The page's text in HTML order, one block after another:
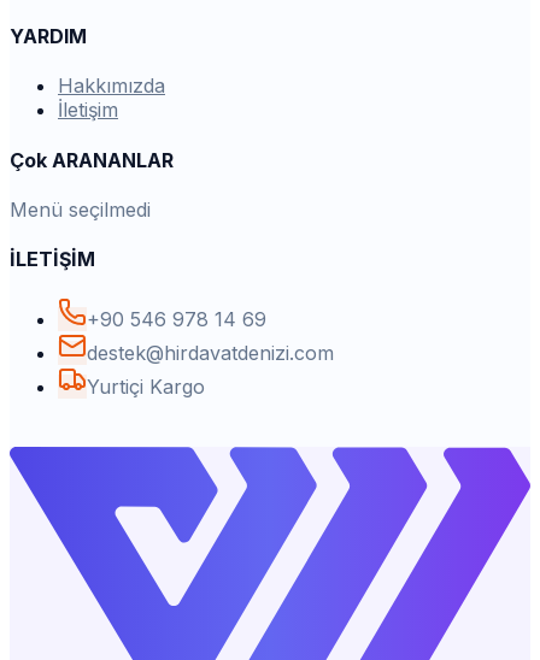
YARDIM
Hakkımızda
İletişim
Çok ARANANLAR
Menü seçilmedi
İLETİŞİM
+90 546 978 14 69
destek@hirdavatdenizi.com
Yurtiçi Kargo